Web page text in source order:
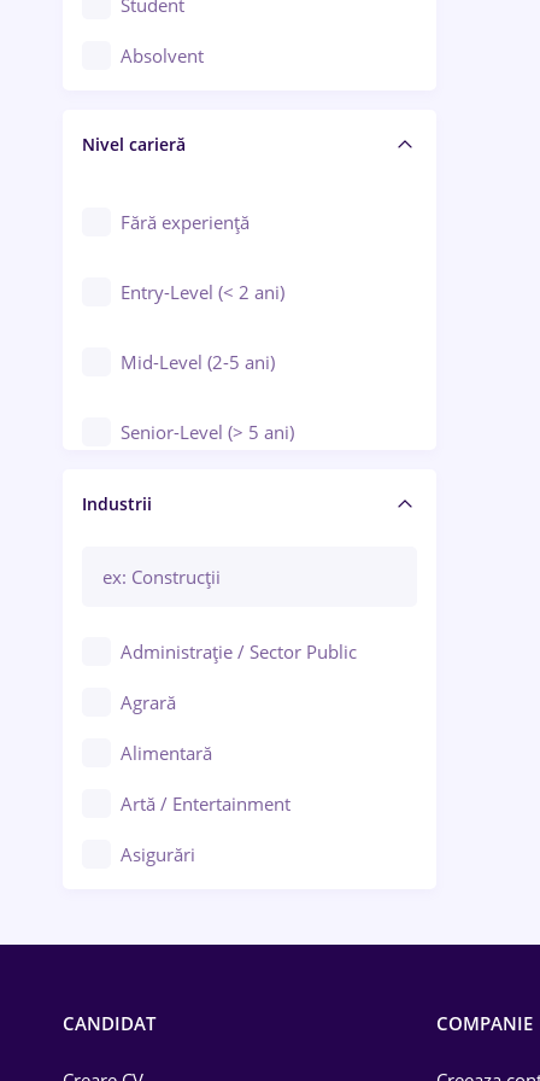
Controlul calității
Educație / Training / Arte
Student
Absolvent
Nivel carieră
Fără experiență
Entry-Level (< 2 ani)
Mid-Level (2-5 ani)
Senior-Level (> 5 ani)
Manager / Executiv
Industrii
Administrație / Sector Public
Agrară
Alimentară
Artă / Entertainment
Asigurări
CANDIDAT COMPANIE